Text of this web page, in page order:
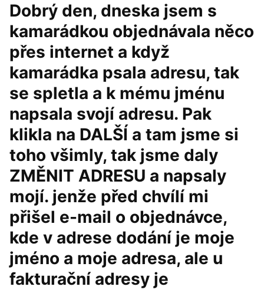
Dobrý den, dneska jsem s
kamarádkou objednávala něco
přes internet a když
kamarádka psala adresu, tak
se spletla a k mému jménu
napsala svojí adresu. Pak
klikla na DALŠÍ a tam jsme si
toho všimly, tak jsme daly
ZMĚNIT ADRESU a napsaly
mojí. jenže před chvílí mi
přišel e-mail o objednávce,
kde v adrese dodání je moje
jméno a moje adresa, ale u
fakturační adresy je